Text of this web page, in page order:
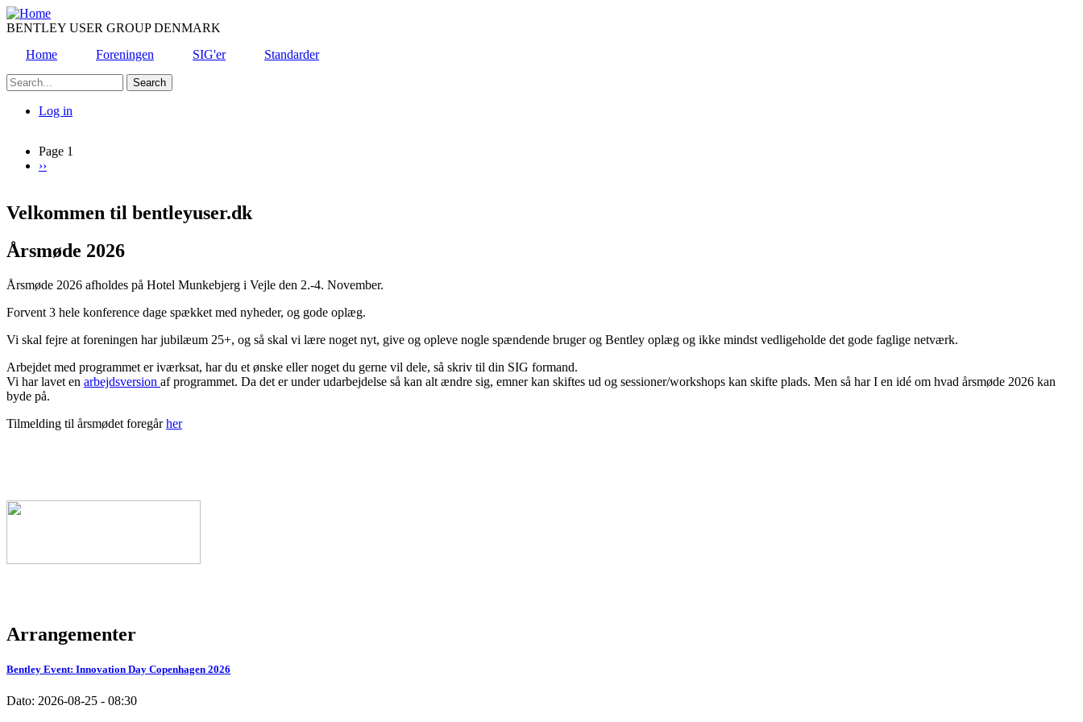
Skip
to
content
BENTLEY USER GROUP DENMARK
Home
Foreningen SIG'er
Standarder
Search
account
menu
Log in
Pagination
Page 1
Next
››
Velkommen til bentleyuser.dk
Årsmøde 2026
Årsmøde 2026 afholdes på Hotel Munkebjerg i Vejle den 2.-4. November.
Forvent 3 hele konference dage spækket med nyheder, og gode oplæg.
Vi skal fejre at foreningen har jubilæum 25+, og så skal vi lære noget nyt, give og opleve nogle spændende bruger og Bentley oplæg og ikke mindst vedligeholde det gode faglige netværk.
Arbejdet med programmet er iværksat, har du et ønske eller noget du gerne vil dele, så skriv til din SIG formand.
Vi har lavet en arbejdsversion af programmet. Da det er under udarbejdelse så kan alt ændre sig, emner kan skiftes ud og sessioner/workshops kan skifte plads. Men så har I en idé om hvad årsmøde 2026 kan
byde på.
Tilmelding til årsmødet foregårher
Arrangementer
Bentley Event: Innovation Day Copenhagen 2026
Dato: 2026-08-25 - 08:30